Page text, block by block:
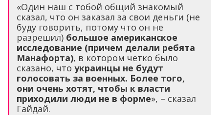
«Один наш с тобой общий знакомый
сказал, что он заказал за свои деньги (не
буду говорить, потому что он не
разрешил) большое американское
исследование (причем делали ребята
Манафорта), в котором четко было
сказано, что украинцы не будут
голосовать за военных. Более того,
они очень хотят, чтобы к власти
приходили люди не в форме», – сказал
Гайдай.